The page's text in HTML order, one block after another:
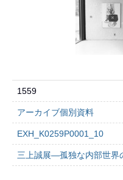
1559
アーカイブ個別資料
EXH_K0259P0001_10
三上誠展―孤独な内部世